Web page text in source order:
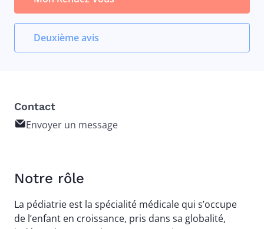
Deuxième avis
Contact
Envoyer un message
Notre rôle
La pédiatrie est la spécialité médicale qui s’occupe
de l’enfant en croissance, pris dans sa globalité,